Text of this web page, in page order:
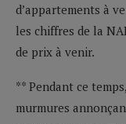
d’appartements à
les chiffres de la
de prix à venir.
** Pendant ce
murmures